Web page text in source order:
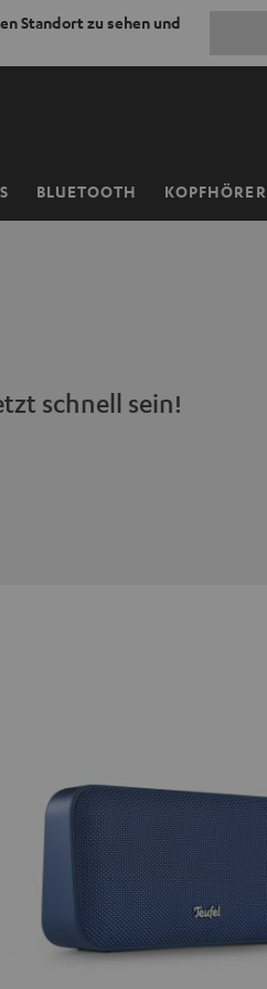
Standort zu sehen und
BLUETOOTH KOPFHÖRER
schnell sein!